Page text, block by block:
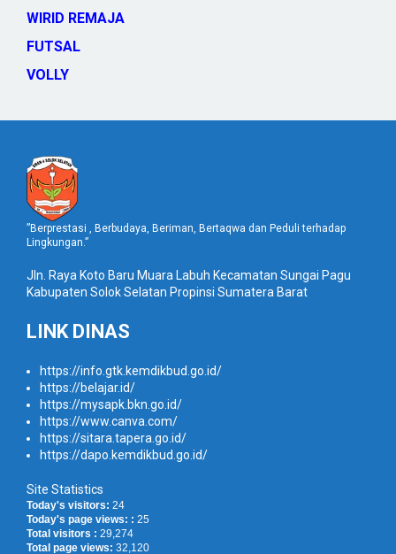
WIRID REMAJA
FUTSAL
VOLLY
”Berprestasi , Berbudaya, Beriman, Bertaqwa dan Peduli terhadap
Lingkungan.”
Jln. Raya Koto Baru Muara Labuh Kecamatan Sungai Pagu
Kabupaten Solok Selatan Propinsi Sumatera Barat
LINK DINAS
https://info.gtk.kemdikbud.go.id/
https://belajar.id/
https://mysapk.bkn.go.id/
https://www.canva.com/
https://sitara.tapera.go.id/
https://dapo.kemdikbud.go.id/
Site Statistics
Today's visitors: 24
Today's page views: : 25
Total visitors : 29,274
Total page views: 32,120